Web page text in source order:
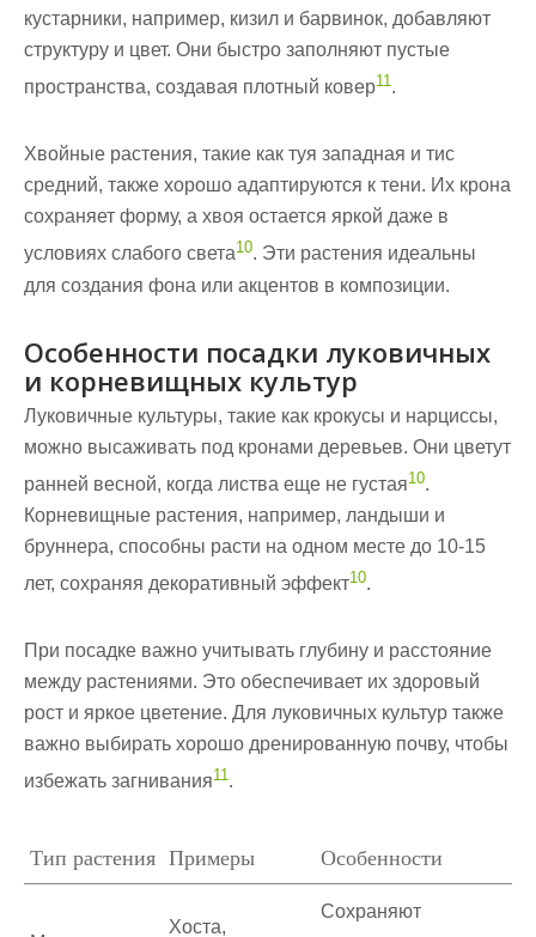
кустарники, например, кизил и барвинок, добавляют
структуру и цвет. Они быстро заполняют пустые
пространства, создавая плотный ковер11.
Хвойные растения, такие как туя западная и тис
средний, также хорошо адаптируются к тени. Их крона
сохраняет форму, а хвоя остается яркой даже в
условиях слабого света10. Эти растения идеальны
для создания фона или акцентов в композиции.
Особенности посадки луковичных
и корневищных культур
Луковичные культуры, такие как крокусы и нарциссы,
можно высаживать под кронами деревьев. Они цветут
ранней весной, когда листва еще не густая10.
Корневищные растения, например, ландыши и
бруннера, способны расти на одном месте до 10-15
лет, сохраняя декоративный эффект10.
При посадке важно учитывать глубину и расстояние
между растениями. Это обеспечивает их здоровый
рост и яркое цветение. Для луковичных культур также
важно выбирать хорошо дренированную почву, чтобы
избежать загнивания11.
Тип растения Примеры Особенности
Хоста,
Сохраняют